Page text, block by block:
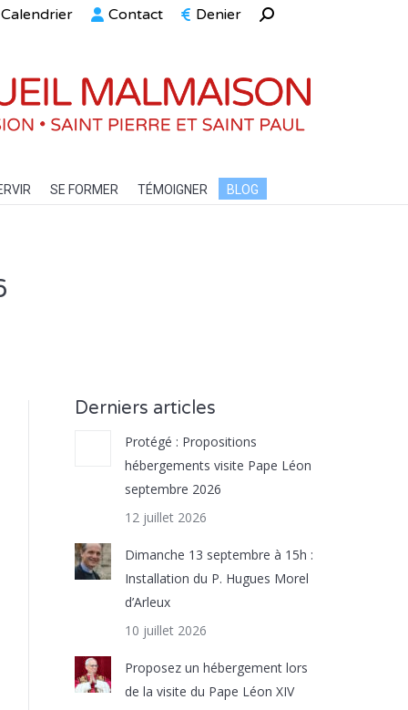
Calendrier Contact Denier
Recherche
SE FORMER TÉMOIGNER BLOG
Derniers articles
Protégé : Propositions
hébergements visite Pape Léon
septembre 2026
12 juillet 2026
Dimanche 13 septembre à 15h :
Installation du P. Hugues Morel
d’Arleux
10 juillet 2026
Proposez un hébergement lors
de la visite du Pape Léon XIV
SE FORMER TÉMOIGNER